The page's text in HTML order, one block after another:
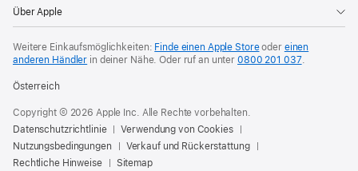
Über Apple
Weitere Einkaufsmöglichkeiten: Finde einen Apple Storeoder einen
anderen Händler in deiner Nähe. Oder ruf an unter0800 201 037.
Österreich
Copyright © 2026 Apple Inc. Alle Rechte vorbehalten.
Datenschutzrichtlinie
Verwendung von Cookies
Nutzungsbedingungen
Verkauf und Rückerstattung
Rechtliche Hinweise
Sitemap